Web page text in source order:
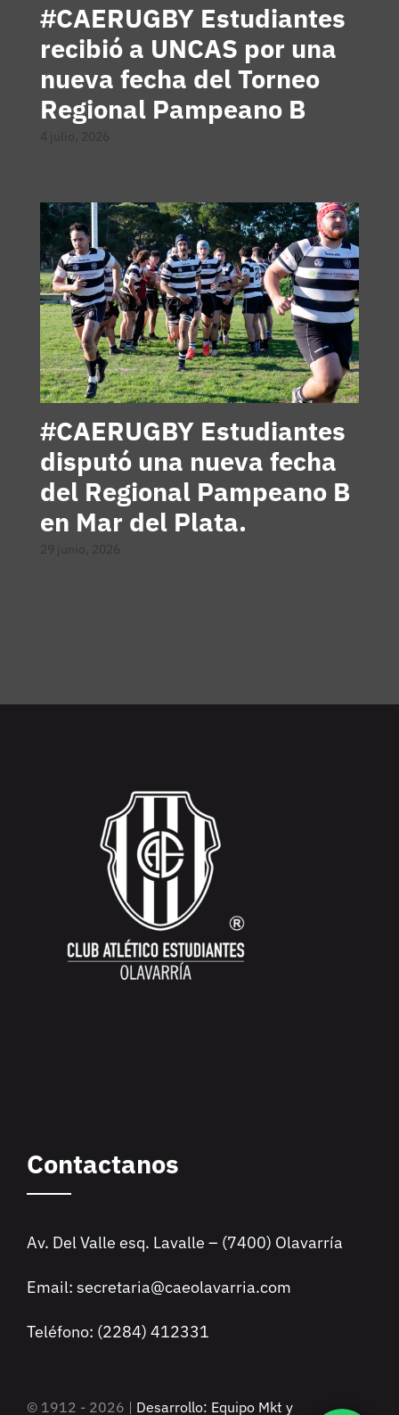
#CAERUGBY Estudiantes
recibió a UNCAS por una
nueva fecha del Torneo
Regional Pampeano B
4 julio, 2026
#CAERUGBY Estudiantes
disputó una nueva fecha
del Regional Pampeano B
en Mar del Plata.
29 junio, 2026
Contactanos
Av. Del Valle esq. Lavalle – (7400) Olavarría
Email: secretaria@caeolavarria.com
Teléfono: (2284) 412331
© 1912 - 2026 | Desarrollo: Equipo Mkt y